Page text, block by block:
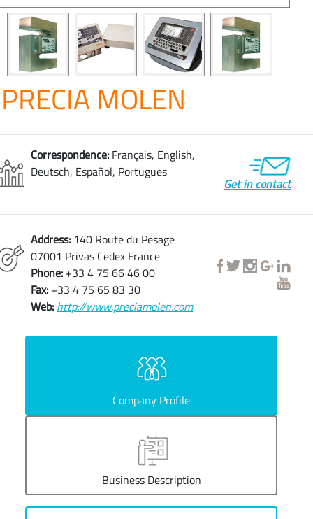
PRECIA MOLEN
Correspondence: Français, English,
Deutsch, Español, Portugues
Get in contact
Address: 140 Route du Pesage
07001 Privas Cedex France
Phone: +33 4 75 66 46 00
Fax: +33 4 75 65 83 30
Web: http://www.preciamolen.com
Company Profile
Business Description